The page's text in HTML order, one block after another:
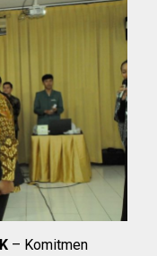
– Komitmen